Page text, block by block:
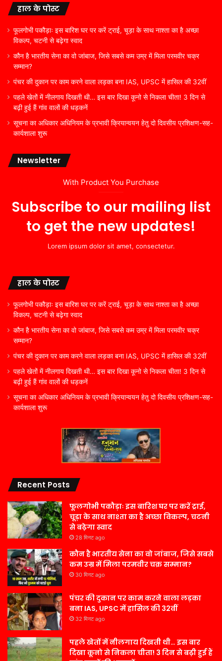
हाल के पोस्ट
फूलगोभी पकौड़ाः इस बारिश घर पर करें ट्राई, चूड़ा के साथ नाश्ता का है अच्छा
विकल्प, चटनी से बढ़ेगा स्वाद
कौन है भारतीय सेना का वो जांबाज, जिसे सबसे कम उम्र में मिला परमवीर चक्र
सम्मान?
पंचर की दुकान पर काम करने वाला लड़का बना IAS, UPSC में हासिल की 32वीं
पहले खेतों में नीलगाय दिखती थी… इस बार दिखा कूनो से निकला चीता! 3 दिन से
बढ़ी हुई हैं गांव वालों की धड़कनें
सूचना का अधिकार अधिनियम के प्रभावी क्रियान्वयन हेतु दो दिवसीय प्रशिक्षण-सह-
कार्यशाला शुरू
Newsletter
With Product You Purchase
Subscribe to our mailing list
to get the new updates!
Lorem ipsum dolor sit amet, consectetur.
हाल के पोस्ट
फूलगोभी पकौड़ाः इस बारिश घर पर करें ट्राई, चूड़ा के साथ नाश्ता का है अच्छा
विकल्प, चटनी से बढ़ेगा स्वाद
कौन है भारतीय सेना का वो जांबाज, जिसे सबसे कम उम्र में मिला परमवीर चक्र
सम्मान?
पंचर की दुकान पर काम करने वाला लड़का बना IAS, UPSC में हासिल की 32वीं
पहले खेतों में नीलगाय दिखती थी… इस बार दिखा कूनो से निकला चीता! 3 दिन से
बढ़ी हुई हैं गांव वालों की धड़कनें
सूचना का अधिकार अधिनियम के प्रभावी क्रियान्वयन हेतु दो दिवसीय प्रशिक्षण-सह-
कार्यशाला शुरू
Recent Posts
फूलगोभी पकौड़ाः इस बारिश घर पर करें ट्राई,
चूड़ा के साथ नाश्ता का है अच्छा विकल्प, चटनी
से बढ़ेगा स्वाद
28 मिनट ago
कौन है भारतीय सेना का वो जांबाज, जिसे सबसे
कम उम्र में मिला परमवीर चक्र सम्मान?
30 मिनट ago
पंचर की दुकान पर काम करने वाला लड़का
बना IAS, UPSC में हासिल की 32वीं
32 मिनट ago
पहले खेतों में नीलगाय दिखती थी… इस बार
दिखा कूनो से निकला चीता! 3 दिन से बढ़ी हुई हैं